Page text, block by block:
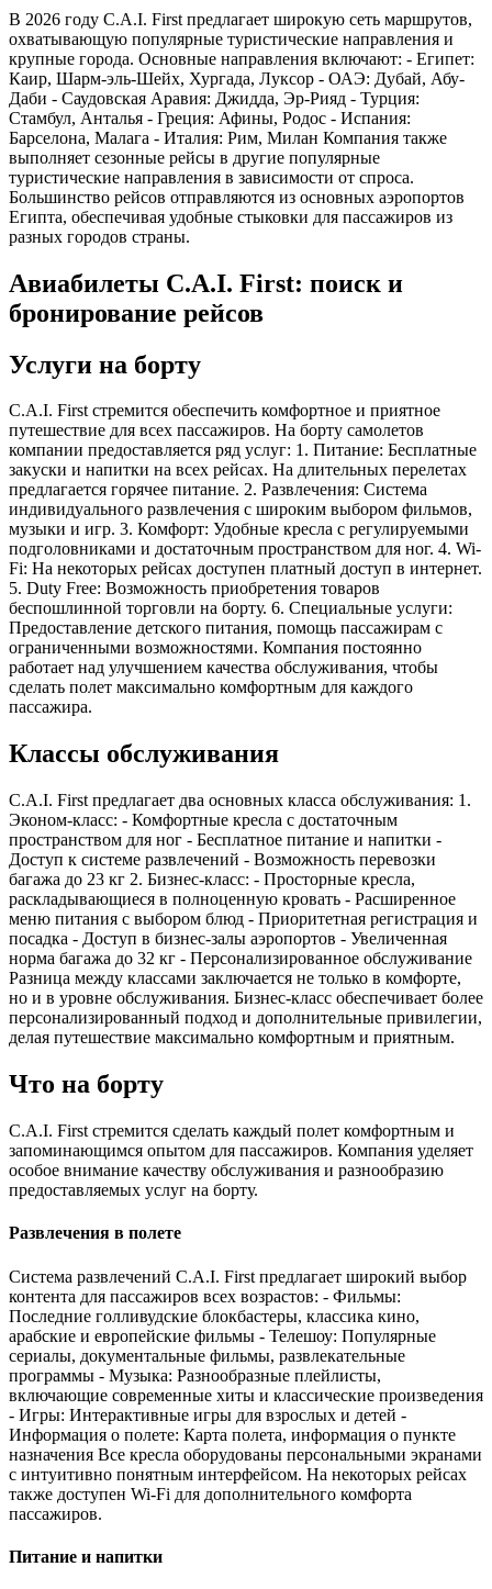
В 2026 году C.A.I. First предлагает широкую сеть маршрутов,
охватывающую популярные туристические направления и
крупные города. Основные направления включают: - Египет:
Каир, Шарм-эль-Шейх, Хургада, Луксор - ОАЭ: Дубай, Абу-
Даби - Саудовская Аравия: Джидда, Эр-Рияд - Турция:
Стамбул, Анталья - Греция: Афины, Родос - Испания:
Барселона, Малага - Италия: Рим, Милан Компания также
выполняет сезонные рейсы в другие популярные
туристические направления в зависимости от спроса.
Большинство рейсов отправляются из основных аэропортов
Египта, обеспечивая удобные стыковки для пассажиров из
разных городов страны.
Авиабилеты C.A.I. First: поиск и
бронирование рейсов
Услуги на борту
C.A.I. First стремится обеспечить комфортное и приятное
путешествие для всех пассажиров. На борту самолетов
компании предоставляется ряд услуг: 1. Питание: Бесплатные
закуски и напитки на всех рейсах. На длительных перелетах
предлагается горячее питание. 2. Развлечения: Система
индивидуального развлечения с широким выбором фильмов,
музыки и игр. 3. Комфорт: Удобные кресла с регулируемыми
подголовниками и достаточным пространством для ног. 4. Wi-
Fi: На некоторых рейсах доступен платный доступ в интернет.
5. Duty Free: Возможность приобретения товаров
беспошлинной торговли на борту. 6. Специальные услуги:
Предоставление детского питания, помощь пассажирам с
ограниченными возможностями. Компания постоянно
работает над улучшением качества обслуживания, чтобы
сделать полет максимально комфортным для каждого
пассажира.
Классы обслуживания
C.A.I. First предлагает два основных класса обслуживания: 1.
Эконом-класс: - Комфортные кресла с достаточным
пространством для ног - Бесплатное питание и напитки -
Доступ к системе развлечений - Возможность перевозки
багажа до 23 кг 2. Бизнес-класс: - Просторные кресла,
раскладывающиеся в полноценную кровать - Расширенное
меню питания с выбором блюд - Приоритетная регистрация и
посадка - Доступ в бизнес-залы аэропортов - Увеличенная
норма багажа до 32 кг - Персонализированное обслуживание
Разница между классами заключается не только в комфорте,
но и в уровне обслуживания. Бизнес-класс обеспечивает более
персонализированный подход и дополнительные привилегии,
делая путешествие максимально комфортным и приятным.
Что на борту
C.A.I. First стремится сделать каждый полет комфортным и
запоминающимся опытом для пассажиров. Компания уделяет
особое внимание качеству обслуживания и разнообразию
предоставляемых услуг на борту.
Развлечения в полете
Система развлечений C.A.I. First предлагает широкий выбор
контента для пассажиров всех возрастов: - Фильмы:
Последние голливудские блокбастеры, классика кино,
арабские и европейские фильмы - Телешоу: Популярные
сериалы, документальные фильмы, развлекательные
программы - Музыка: Разнообразные плейлисты,
включающие современные хиты и классические произведения
- Игры: Интерактивные игры для взрослых и детей -
Информация о полете: Карта полета, информация о пункте
назначения Все кресла оборудованы персональными экранами
с интуитивно понятным интерфейсом. На некоторых рейсах
также доступен Wi-Fi для дополнительного комфорта
пассажиров.
Питание и напитки